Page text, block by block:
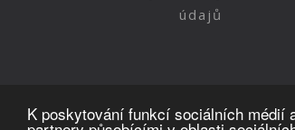
K poskytování funkcí sociálních médií
údajů